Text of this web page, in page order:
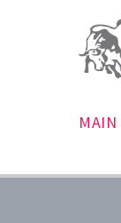
MAIN